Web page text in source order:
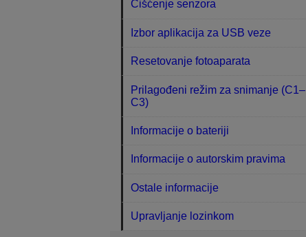
Čišćenje senzora
Izbor aplikacija za USB veze
Resetovanje fotoaparata
Prilagođeni režim za snimanje (C1–
C3)
Informacije o bateriji
Informacije o autorskim pravima
Ostale informacije
Upravljanje lozinkom